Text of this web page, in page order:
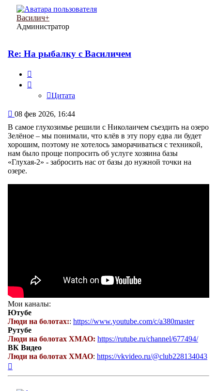
Василич+
Администратор
Re: На рыбалку с Василичем
Цитата
Сообщение
08 фев 2026, 16:44
В самое глухозимье решили с Николаичем съездить на озеро
Зелёное – мы понимали, что клёв в эту пору едва ли будет
хорошим, поэтому не хотелось заморачиваться с техникой,
нам было проще попросить об услуге хозяина базы
«Глухая-2» - забросить нас от базы до нужной точки на
озере.
Мои каналы:
Ютубе
Люди на болотах:: https://www.youtube.com/c/a380master
Рутубе
Люди на болотах ХМАО: https://rutube.ru/channel/677494/
ВК Видео
Люди на болотах ХМАО: https://vkvideo.ru/@club228134043